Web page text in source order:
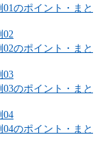
のポイント・まと
02
のポイント・まと
03
のポイント・まと
04
のポイント・まと